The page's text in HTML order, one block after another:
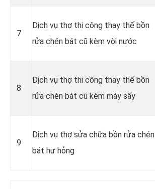
7
Dịch vụ thợ thi công thay thế bồn
rửa chén bát cũ kèm vòi nước
8
Dịch vụ thợ thi công thay thế bồn
rửa chén bát cũ kèm máy sấy
9
Dịch vụ thợ sửa chữa bồn rửa chén
bát hư hỏng